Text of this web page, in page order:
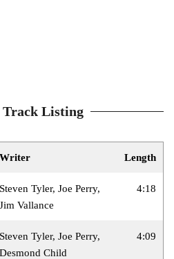
Track Listing
Writer Length
Steven Tyler, Joe Perry,
Jim Vallance
4:18
Steven Tyler, Joe Perry,
Desmond Child
4:09